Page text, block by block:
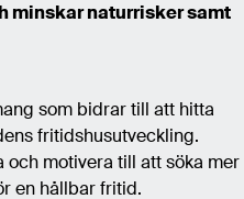
minskar naturrisker samt
som bidrar till att hitta
fritidshusutveckling.
motivera till att söka mer
en hållbar fritid.